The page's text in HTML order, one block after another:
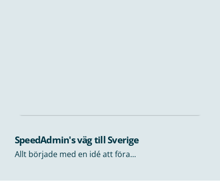
SpeedAdmin's väg till Sverige
Allt började med en idé att föra...